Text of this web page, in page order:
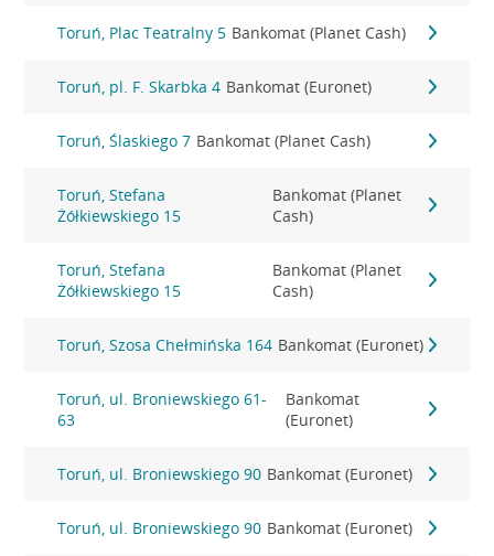
Toruń, Plac Teatralny 5 Bankomat (Planet Cash)
Toruń, pl. F. Skarbka 4 Bankomat (Euronet)
Toruń, Ślaskiego 7 Bankomat (Planet Cash)
Toruń, Stefana
Żółkiewskiego 15
Bankomat (Planet
Cash)
Toruń, Stefana
Żółkiewskiego 15
Bankomat (Planet
Cash)
Toruń, Szosa Chełmińska 164 Bankomat (Euronet)
Toruń, ul. Broniewskiego 61-
63
Bankomat
(Euronet)
Toruń, ul. Broniewskiego 90 Bankomat (Euronet)
Toruń, ul. Broniewskiego 90 Bankomat (Euronet)